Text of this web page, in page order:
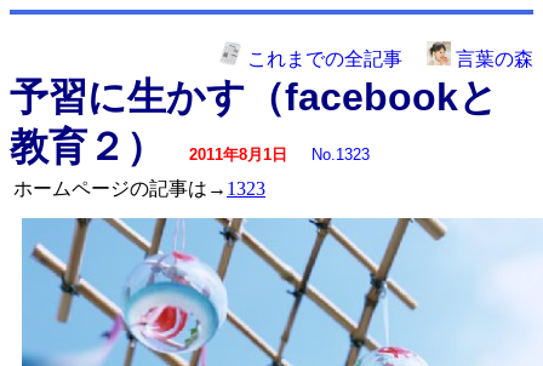
これまでの全記事 言葉の森
予習に生かす（facebookと
教育２）
2011年8月1日 No.1323
ホームページの記事は→ 1323